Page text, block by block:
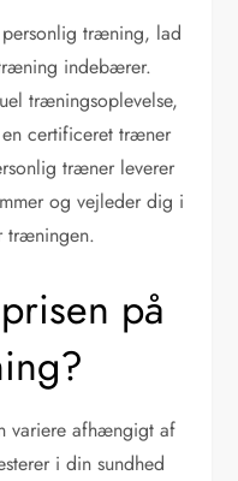
træning, lad
indebærer.
træningsoplevelse,
certificeret træner
træner leverer
og vejleder dig i
træningen.
på
variere afhængigt af
i din sundhed